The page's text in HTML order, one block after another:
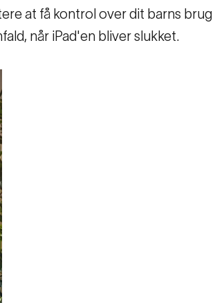
at få kontrol over dit barns
når iPad'en bliver slukket.